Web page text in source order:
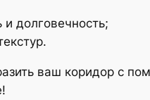
долговечность;
ваш коридор с